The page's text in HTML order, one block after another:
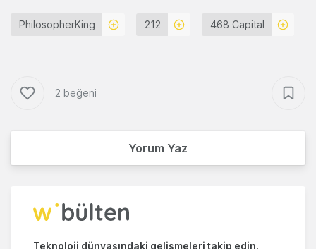
PhilosopherKing 212 468 Capital
2 beğeni
Yorum Yaz
Teknoloji dünyasındaki gelişmeleri takip edin.